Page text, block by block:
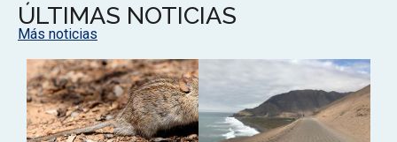
ÚLTIMAS NOTICIAS
Más noticias